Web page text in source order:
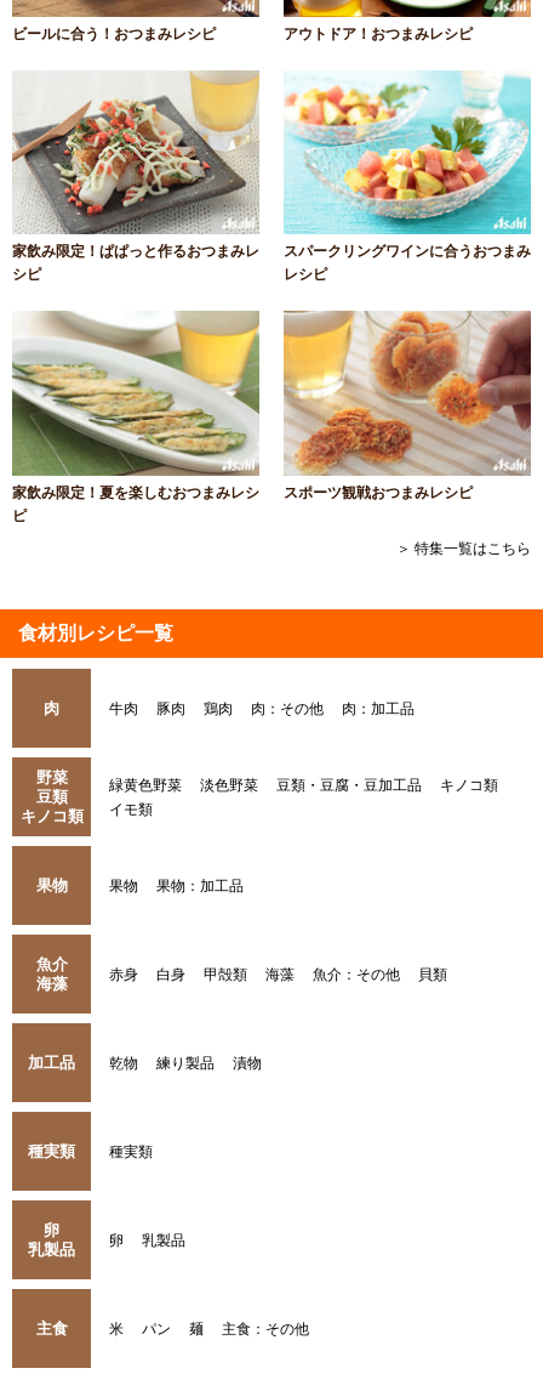
ビールに合う！おつまみレシピ アウトドア！おつまみレシピ
家飲み限定！ぱぱっと作るおつまみレ
シピ
スパークリングワインに合うおつまみ
レシピ
家飲み限定！夏を楽しむおつまみレシ
ピ
スポーツ観戦おつまみレシピ
＞ 特集一覧はこちら
食材別レシピ一覧
肉 牛肉 豚肉 鶏肉 肉：その他 肉：加工品
野菜
豆類
キノコ類
緑黄色野菜 淡色野菜 豆類・豆腐・豆加工品
キノコ類
イモ類
果物 果物 果物：加工品
魚介
海藻
赤身 白身 甲殻類 海藻 魚介：その他 貝類
加工品 乾物 練り製品 漬物
種実類 種実類
卵
乳製品
卵 乳製品
主食 米 パン 麺 主食：その他